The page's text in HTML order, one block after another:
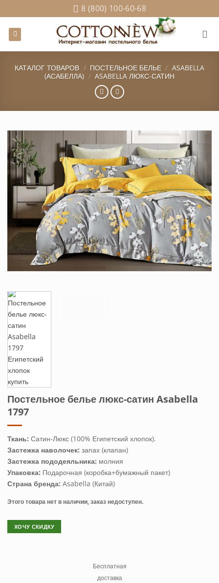
to
content
8 (800) 100-60-68
КАТАЛОГ ТОВАРОВ / ПОСТЕЛЬНОЕ БЕЛЬЕ / ASABELLA
(АСАБЕЛЛА) / ASABELLA ЛЮКС-САТИН
Постельное белье люкс-сатин Asabella
1797
Ткань: Сатин-Люкс (100% Египетский хлопок).
Застежка наволочек: запах (клапан)
Застежка пододеяльника: молния
Упаковка: Подарочная (коробка+бумажный пакет)
Страна бренда: Asabella (Китай)
Этого товара нет в наличии, заказ недоступен.
ХОЧУ СКИДКУ
Бесплатная
доставка